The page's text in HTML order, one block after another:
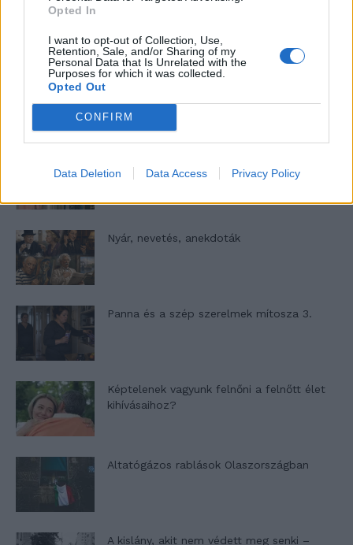
Opted In
I want to opt-out of Collection, Use,
Retention, Sale, and/or Sharing of my
Personal Data that Is Unrelated with the
Purposes for which it was collected.
Opted Out
CONFIRM
Data Deletion Data Access Privacy Policy
Nyár, nevetés, anekdoták
Panna és a szép szerelmek mítosza 3.
Képtelenek vagyunk felnőni a felnőtt élet
kihívásaihoz?
Altatógázos rablások Olaszországban
A kislány, akit nem védett meg senki –